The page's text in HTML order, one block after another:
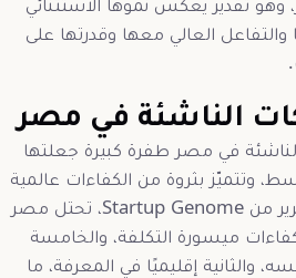
وهو تقدير يعكس نموها الاستثنائي
والتفاعل العالي معها وقدرتها على
الناشئة في مصر
في مصر طفرة كبيرة جعلتها
وتتميّز بثروة من الكفاءات عالمية
المستوى. ووفقًا لأحدث تقرير من Startup Genome، تحتل مصر
ميسورة التكلفة، والخامسة
والثانية إقليميًا في المعرفة، ما